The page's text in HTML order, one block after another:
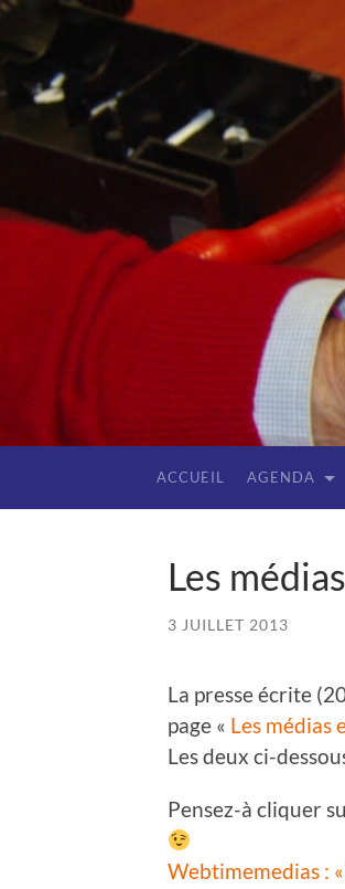
ACCUEIL AGENDA
Les
3 JUILLET 2013
La presse écrite
page « Les médias
Les deux ci-
Pensez-à cliquer
Webtimemedias :